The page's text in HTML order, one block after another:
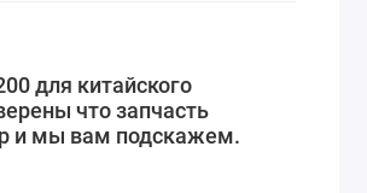
для китайского
что запчасть
и мы вам подскажем.